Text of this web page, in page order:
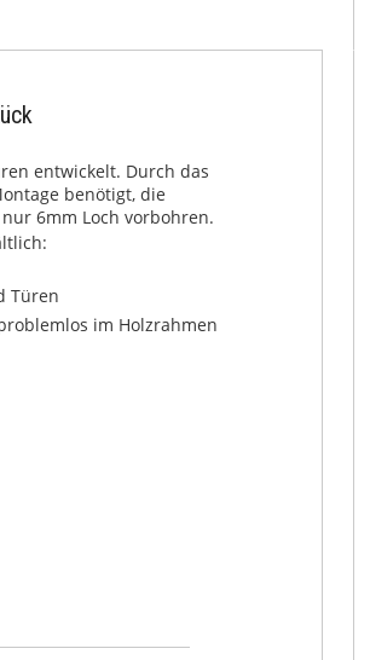
entwickelt. Durch das
benötigt, die
6mm Loch vorbohren.
Türen
im Holzrahmen